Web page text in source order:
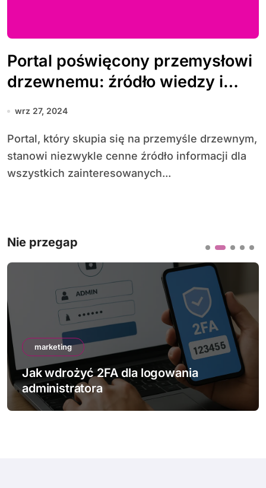
Portal poświęcony przemysłowi
drzewnemu: źródło wiedzy i
wsparcia dla pasjonatów i
wrz 27, 2024
Portal, który skupia się na przemyśle drzewnym,
stanowi niezwykle cenne źródło informacji dla
wszystkich zainteresowanych...
Nie przegap
marketing
Jak wdrożyć 2FA dla logowania
administratora